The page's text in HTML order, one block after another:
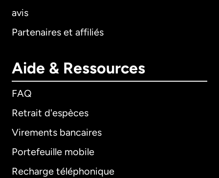
avis
Partenaires et affiliés
Aide & Ressources
FAQ
Retrait d'espèces
Virements bancaires
Portefeuille mobile
Recharge téléphonique